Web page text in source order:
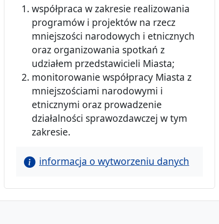
współpraca w zakresie realizowania
programów i projektów na rzecz
mniejszości narodowych i etnicznych
oraz organizowania spotkań z
udziałem przedstawicieli Miasta;
monitorowanie współpracy Miasta z
mniejszościami narodowymi i
etnicznymi oraz prowadzenie
działalności sprawozdawczej w tym
zakresie.
informacja o wytworzeniu danych